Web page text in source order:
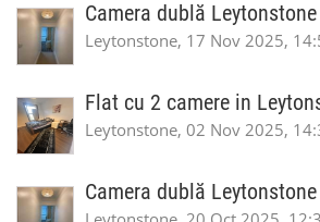
Camera dublă Leytonstone
Leytonstone, 17 Nov 2025,
Flat cu 2 camere in
Leytonstone, 02 Nov 2025,
Camera dublă Leytonstone